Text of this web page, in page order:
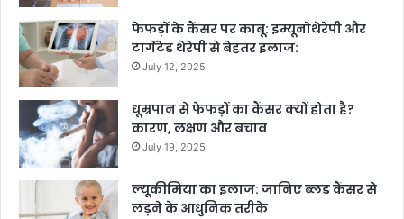
फेफड़ों के कैंसर पर काबू: इम्यूनोथेरेपी और
टार्गेटेड थेरेपी से बेहतर इलाज:
July 12, 2025
धूम्रपान से फेफड़ों का कैंसर क्यों होता है?
कारण, लक्षण और बचाव
July 19, 2025
ल्यूकीमिया का इलाज: जानिए ब्लड कैंसर से
लड़ने के आधुनिक तरीके